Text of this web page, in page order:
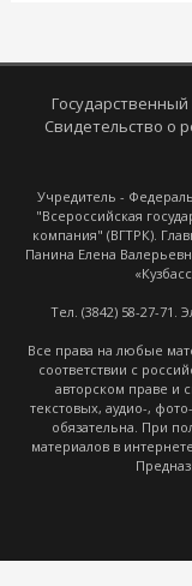
Свидетельство о
Учредитель -
"Всероссийская
компания" (ВГТРК).
Панина Елена
Тел. (3842) 58-27-71.
Все права на любые
соответствии с
авторском праве и
текстовых, аудио-,
обязательна. При
материалов в